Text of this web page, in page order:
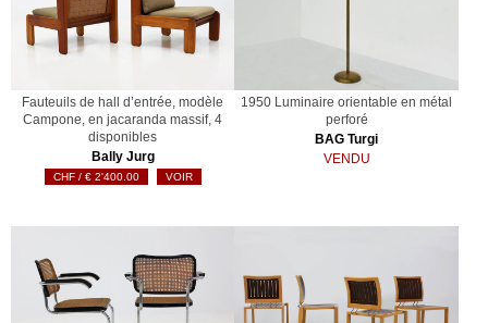
Fauteuils de hall d’entrée, modèle
Campone, en jacaranda massif, 4
disponibles
Bally Jurg
€2'400.00 VOIR
1950 Luminaire orientable en métal
perforé
BAG Turgi
VENDU